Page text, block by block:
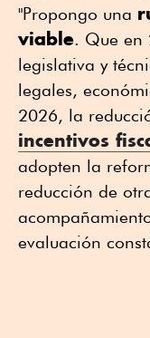
"Propongo una
viable. Que en
legislativa y
legales,
2026, la
incentivos
adopten la
reducción de
evaluación